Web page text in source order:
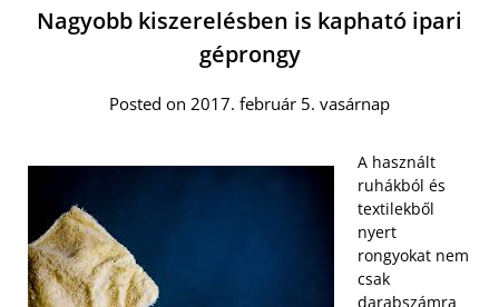
Nagyobb kiszerelésben is kapható ipari
géprongy
Posted on 2017. február 5. vasárnap
A használt
ruhákból és
textilekből
nyert
rongyokat nem
csak
darabszámra